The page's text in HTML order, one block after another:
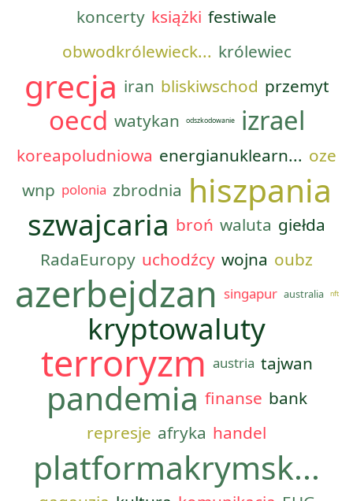
koncerty książki festiwale
obwodkrólewieck... królewiec
grecja iran bliskiwschod przemyt
oecd watykan odszkodowanie izrael
koreapoludniowa energianuklearn... oze
wnp polonia zbrodnia hiszpania
szwajcaria broń waluta giełda
RadaEuropy uchodźcy wojna oubz
azerbejdzan singapur australia nft
kryptowaluty
terroryzm austria tajwan
pandemia finanse bank
represje afryka handel
platformakrymsk...